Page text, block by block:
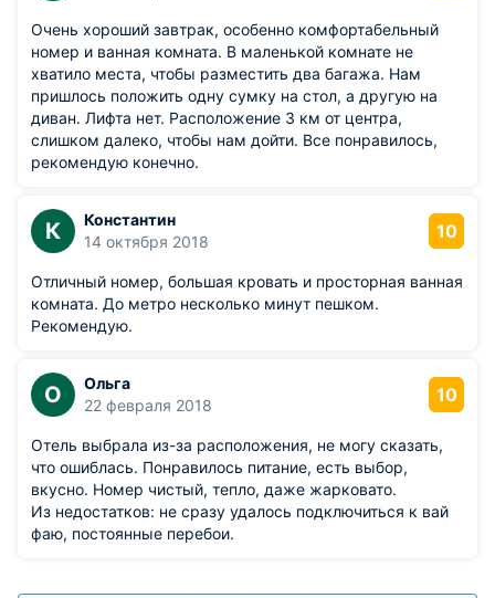
Очень хороший завтрак, особенно комфортабельный
номер и ванная комната. В маленькой комнате не
хватило места, чтобы разместить два багажа. Нам
пришлось положить одну сумку на стол, а другую на
диван. Лифта нет. Расположение 3 км от центра,
слишком далеко, чтобы нам дойти. Все понравилось,
рекомендую конечно.
К
Константин
14 октября 2018
10
Отличный номер, большая кровать и просторная ванная
комната. До метро несколько минут пешком.
Рекомендую.
О
Ольга
22 февраля 2018
10
Отель выбрала из-за расположения, не могу сказать,
что ошиблась. Понравилось питание, есть выбор,
вкусно. Номер чистый, тепло, даже жарковато.
Из недостатков: не сразу удалось подключиться к вай
фаю, постоянные перебои.